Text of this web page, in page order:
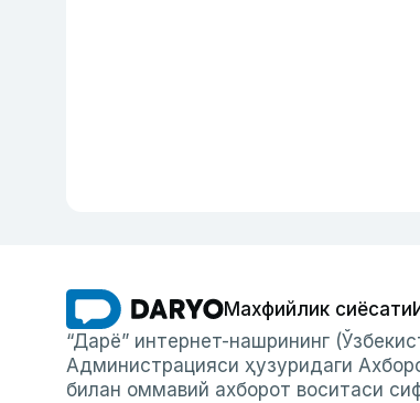
Махфийлик сиёсати
“Дарё” интернет-нашрининг
Администрацияси ҳузуридаги
билан оммавий ахборот воситаси